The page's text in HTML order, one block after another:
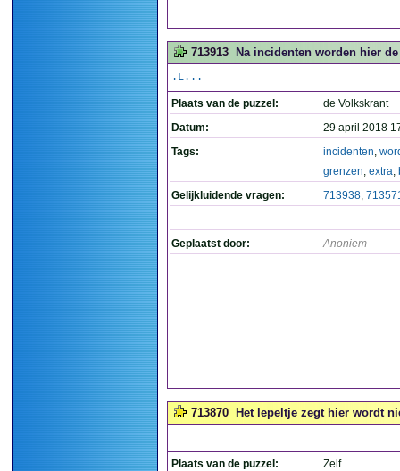
713913 Na incidenten worden hier
.L...
Plaats van de puzzel:
de Volkskrant
Datum:
29 april 2018
Tags:
incidenten,
grenzen, extra,
Gelijkluidende vragen:
713938,
Geplaatst door: Anoniem
713870 Het lepeltje zegt hier wordt
Plaats van de puzzel:
Zelf